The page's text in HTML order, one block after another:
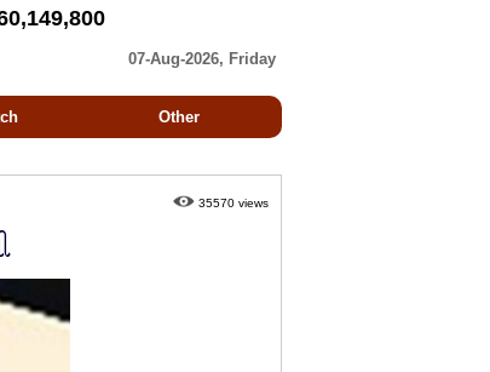
07-Aug-2026, Friday
Other
35570 views